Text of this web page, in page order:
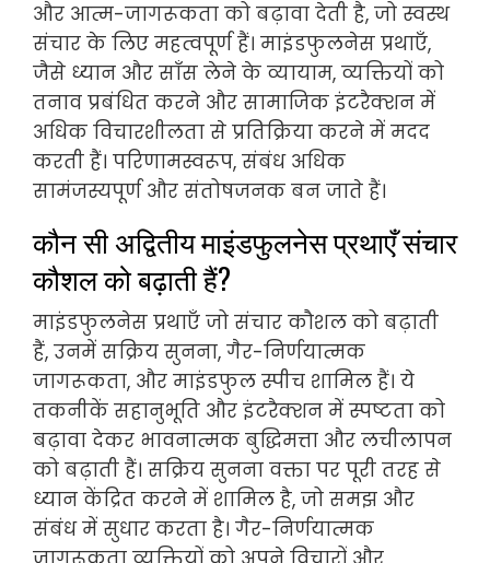
और आत्म-जागरूकता को बढ़ावा देती है, जो स्वस्थ
संचार के लिए महत्वपूर्ण हैं। माइंडफुलनेस प्रथाएँ,
जैसे ध्यान और साँस लेने के व्यायाम, व्यक्तियों को
तनाव प्रबंधित करने और सामाजिक इंटरैक्शन में
अधिक विचारशीलता से प्रतिक्रिया करने में मदद
करती हैं। परिणामस्वरूप, संबंध अधिक
सामंजस्यपूर्ण और संतोषजनक बन जाते हैं।
कौन सी अद्वितीय माइंडफुलनेस प्रथाएँ संचार
कौशल को बढ़ाती हैं?
माइंडफुलनेस प्रथाएँ जो संचार कौशल को बढ़ाती
हैं, उनमें सक्रिय सुनना, गैर-निर्णयात्मक
जागरूकता, और माइंडफुल स्पीच शामिल हैं। ये
तकनीकें सहानुभूति और इंटरैक्शन में स्पष्टता को
बढ़ावा देकर भावनात्मक बुद्धिमत्ता और लचीलापन
को बढ़ाती हैं। सक्रिय सुनना वक्ता पर पूरी तरह से
ध्यान केंद्रित करने में शामिल है, जो समझ और
संबंध में सुधार करता है। गैर-निर्णयात्मक